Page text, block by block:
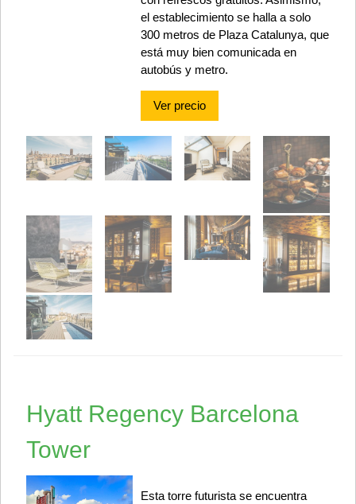
el establecimiento se halla a solo
300 metros de Plaza Catalunya, que
está muy bien comunicada en
autobús y metro.
Ver precio
Hyatt Regency Barcelona
Tower
Esta torre futurista se encuentra